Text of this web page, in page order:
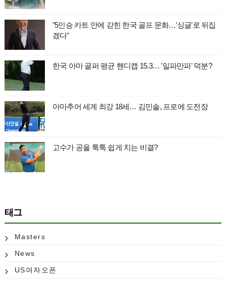
"5인승 카트 안에 갇힌 한국 골프 문화…'싱글'로 뒤집
겠다"
한국 아마 골퍼 평균 핸디캡 15.3… '일파만파' 덕분?
아마추어 세계 최강 18세… 김민솔, 프로에 도전장
고수가 공을 툭툭 쉽게 치는 비결?
태그
Masters
News
US여자오픈